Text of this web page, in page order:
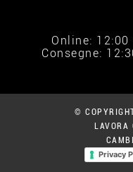
Online: 12:00
Consegne:
©
LAVORA
Privacy